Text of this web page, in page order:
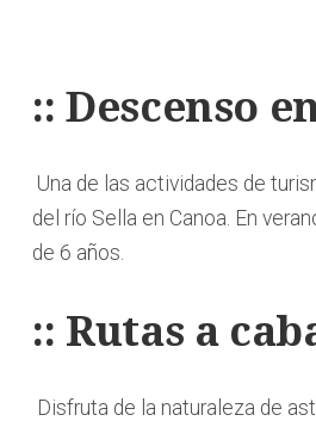
:: Descenso
Una de las actividades de
del río Sella en Canoa. En
de 6 años.
:: Rutas a
Disfruta de la naturaleza de